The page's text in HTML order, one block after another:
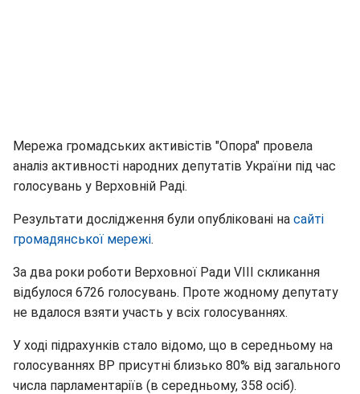
Мережа громадських активістів "Опора" провела
аналіз активності народних депутатів України під час
голосувань у Верховній Раді.
Результати дослідження були опубліковані на сайті
громадянської мережі.
За два роки роботи Верховної Ради VIII скликання
відбулося 6726 голосувань. Проте жодному депутату
не вдалося взяти участь у всіх голосуваннях.
У ході підрахунків стало відомо, що в середньому на
голосуваннях ВР присутні близько 80% від загального
числа парламентаріїв (в середньому, 358 осіб).